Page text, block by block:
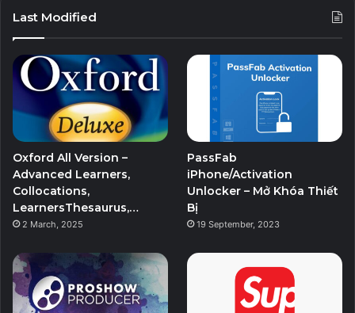
Last Modified
Oxford All Version –
Advanced Learners,
Collocations,
LearnersThesaurus,…
2 March, 2025
PassFab
iPhone/Activation
Unlocker – Mở Khóa Thiết
Bị
19 September, 2023